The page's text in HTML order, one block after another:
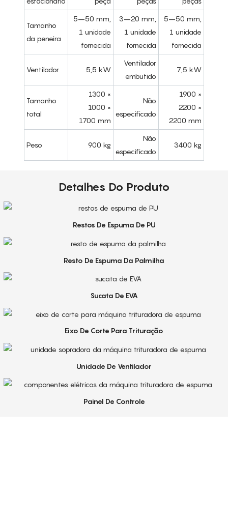
Tamanho
da peneira
5–50 mm,
1 unidade
fornecida
3–20 mm,
1 unidade
fornecida
5–50 mm,
1 unidade
fornecida
Ventilador 5,5 kW
Ventilador
embutido
7,5 kW
Tamanho
total
1300 ×
1000 ×
1700 mm
Não
especificado
1900 ×
2200 ×
2200 mm
Peso 900 kg
Não
especificado
3400 kg
Detalhes Do Produto
Restos De Espuma De PU
Resto De Espuma Da Palmilha
Sucata De EVA
Eixo De Corte Para Trituração
Unidade De Ventilador
Painel De Controle